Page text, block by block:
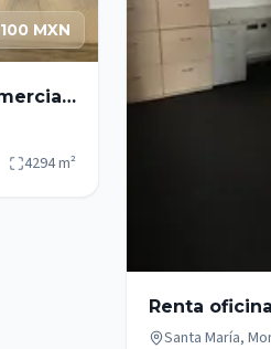
MXN
4294m²
Renta
acondicionada en
Santa María,